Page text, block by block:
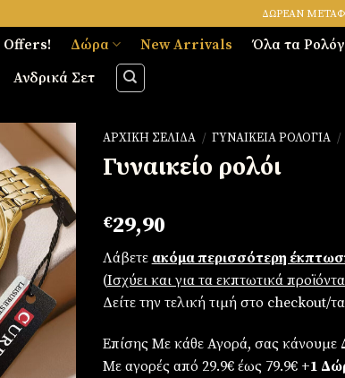
ΔΩΡΕΑΝ
Offers! Δώρα New Arrivals Όλα τα
Ανδρικά Σετ
Πρόσθήκη
στην
λίστα
επιθυμιών
ΑΡΧΙΚΉ ΣΕΛΊΔΑ / ΓΥΝΑΙΚΕΊΑ ΡΟΛΌΓΙΑ /
Γυναικείο ρολόι
€29,90
Λάβετε ακόμα περισσότερη
(Iσχύει και για τα εκπτωτικά
Δείτε την τελική τιμή στο checkout/
Επίσης Με κάθε Αγορά, σας κάνουμε
Με αγορές από 29.9€ έως 79.9€ +1